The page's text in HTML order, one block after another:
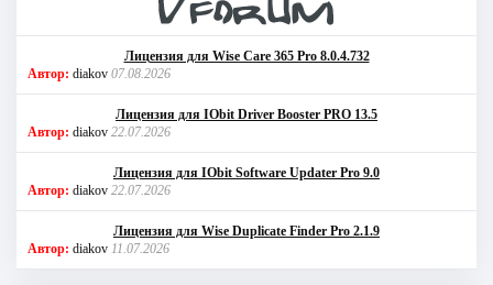
Лицензия для Wise Care 365 Pro 8.0.4.732
Автор: diakov 07.08.2026
Лицензия для IObit Driver Booster PRO 13.5
Автор: diakov 22.07.2026
Лицензия для IObit Software Updater Pro 9.0
Автор: diakov 22.07.2026
Лицензия для Wise Duplicate Finder Pro 2.1.9
Автор: diakov 11.07.2026